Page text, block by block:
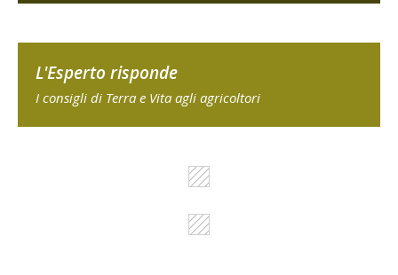
L'Esperto risponde
I consigli di Terra e Vita agli agricoltori